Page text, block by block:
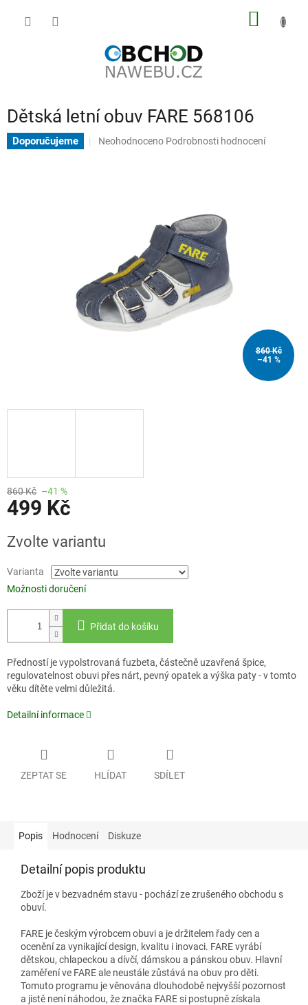
Dětská letní obuv FARE 568106
Doporučujeme
Průměrné
Neohodnoceno Podrobnosti hodnocení
860 Kč
–41 %
860 Kč –41 %
499 Kč
cena:
Zvolte variantu
Varianta
Možnosti doručení
Přidat do košíku
Předností je vypolstrovaná fuzbeta, částečně uzavřená špice,
regulovatelnost obuvi přes nárt, pevný opatek a výška paty - v tomto
věku dítěte velmi důležitá.
Detailní informace
ZEPTAT SE HLÍDAT SDÍLET
Popis Hodnocení Diskuze
Detailní popis produktu
Zboží je v bezvadném stavu - pochází ze zrušeného obchodu s
obuví.
FARE je českým výrobcem obuvi a je držitelem řady cen a
ocenění za vynikající design, kvalitu i inovaci. FARE vyrábí
dětskou, chlapeckou a dívčí, dámskou a pánskou obuv. Hlavní
zaměření ve FARE ale neustále zůstává na obuv pro děti.
Tomuto programu je věnována dlouhodobě nejvyšší pozornost
a jistě není náhodou, že značka FARE si postupně získala